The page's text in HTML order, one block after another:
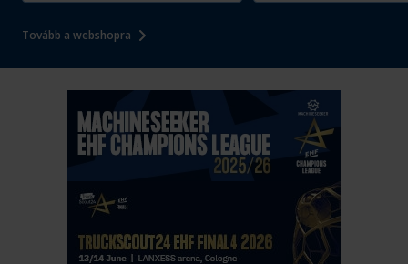
Tovább a webshopra